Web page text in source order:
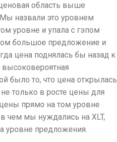
область выше
назвали это уровнем
уровне и упала с гэпом
большое предложение и
цена поднялась бы назад к
было то, что цена открылась
только в росте цены для
прямо на том уровне
чем мы нуждались на XLT,
уровне предложения.